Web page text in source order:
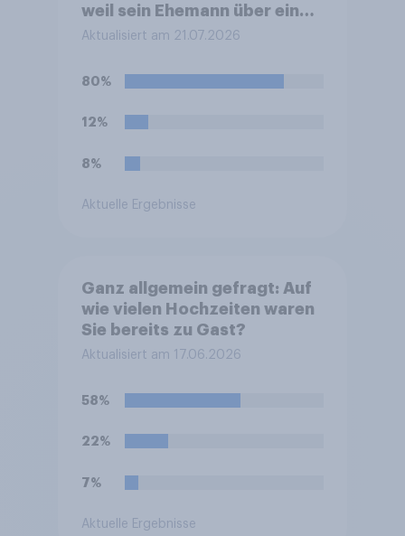
weil sein Ehemann über eine
Leihmutterschaft im Ausland
Deutschland ist die
Vermittlung und
medizinische Ausführung der
Wie stehen Sie zu dem
Aktualisiert am 21.07.2026
80%
12%
8%
Aktuelle Ergebnisse
Ganz allgemein gefragt: Auf
wie vielen Hochzeiten waren
Sie bereits zu Gast?
Aktualisiert am 17.06.2026
58%
22%
7%
Aktuelle Ergebnisse